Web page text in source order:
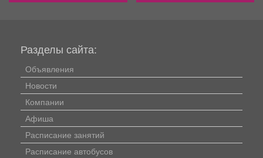
Разделы сайта:
Объявления
Новости
Компании
Афиша
Расписание занятий
Расписание автобусов